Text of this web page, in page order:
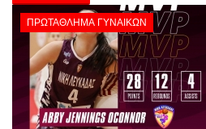
ΠΡΩΤΆΘΛΗΜΑ ΓΥΝΑΙΚΏΝ